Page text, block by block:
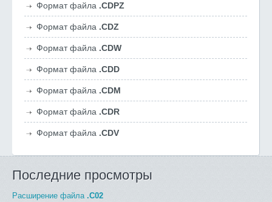
Формат файла .CDPZ
Формат файла .CDZ
Формат файла .CDW
Формат файла .CDD
Формат файла .CDM
Формат файла .CDR
Формат файла .CDV
Последние просмотры
Расширение файла .C02